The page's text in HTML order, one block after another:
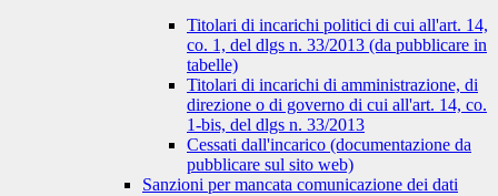
Titolari di incarichi politici di cui all'art. 14,
co. 1, del dlgs n. 33/2013 (da pubblicare in
tabelle)
Titolari di incarichi di amministrazione, di
direzione o di governo di cui all'art. 14, co.
1-bis, del dlgs n. 33/2013
Cessati dall'incarico (documentazione da
pubblicare sul sito web)
Sanzioni per mancata comunicazione dei dati